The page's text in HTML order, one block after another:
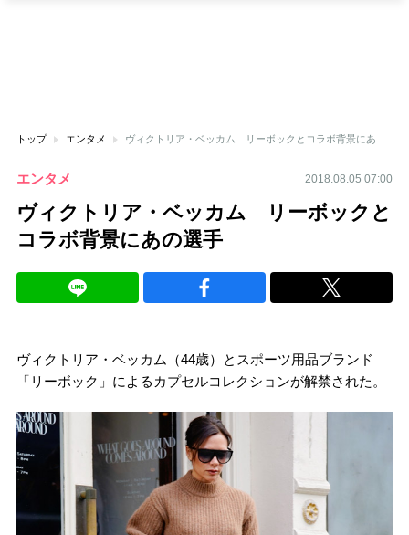
トップ エンタメ
エンタメ 2018.08.05 07:00
ヴィクトリア・ベッカム リーボックと
コラボ背景にあの選手
ヴィクトリア・ベッカム（44歳）とスポーツ用品ブランド
「リーボック」によるカプセルコレクションが解禁された。